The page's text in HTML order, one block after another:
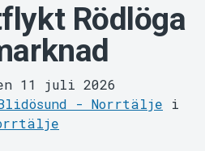
Rödlöga
11 juli 2026
- Norrtälje i